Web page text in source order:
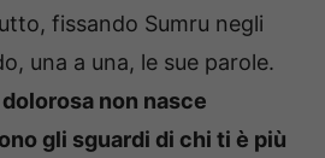
fissando Sumru negli
una a una, le sue parole.
non nasce
gli sguardi di chi ti è più